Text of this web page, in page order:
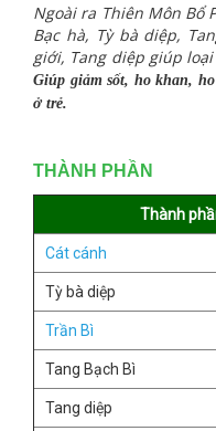
Ngoài ra Thiên Môn Bổ
Bạc hà, Tỳ bà diệp,
giới, Tang diệp giúp
Giúp giảm sốt, ho khan,
ở trẻ.
THÀNH PHẦN
Thành
Cát cánh
Tỳ bà diệp
Trần Bì
Tang Bạch Bì
Tang diệp